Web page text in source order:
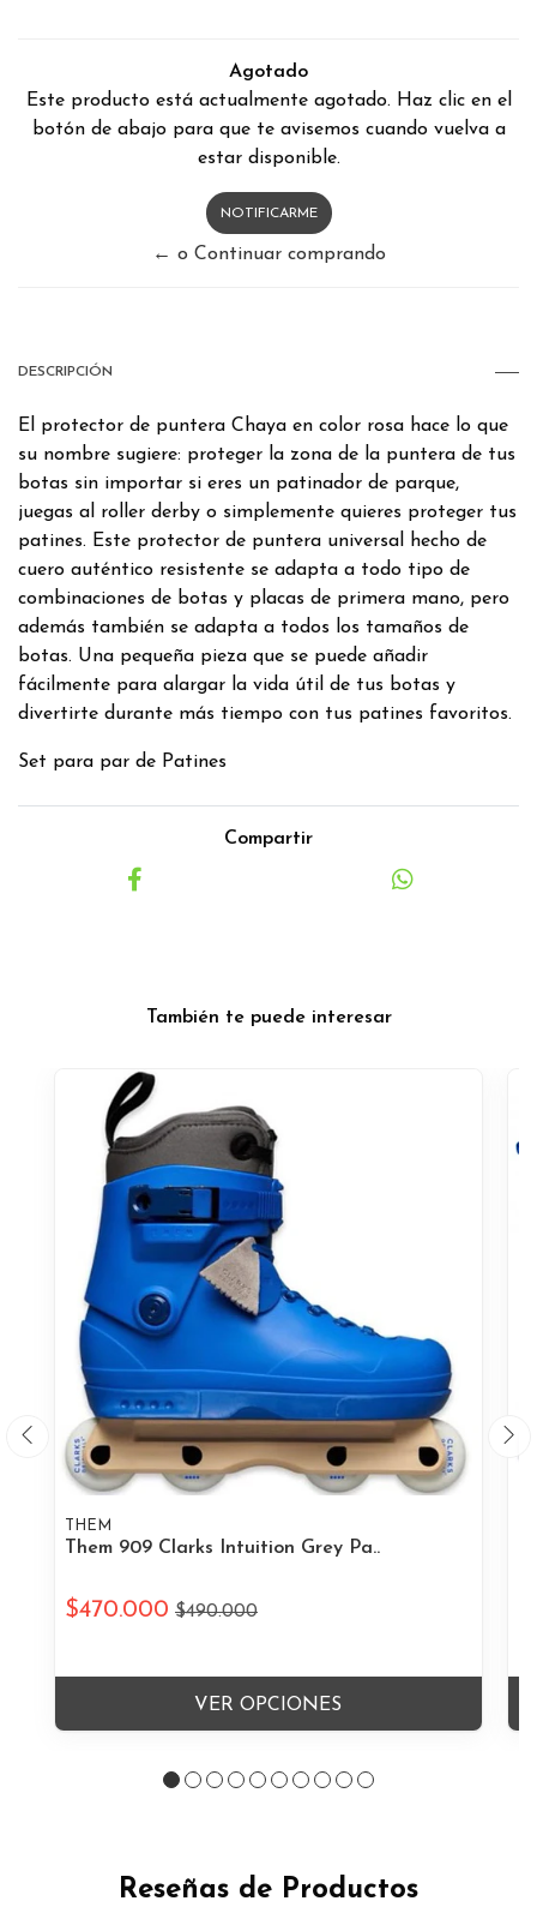
Agotado
Este producto está actualmente agotado. Haz clic en el
botón de abajo para que te avisemos cuando vuelva a
estar disponible.
NOTIFICARME
← o Continuar comprando
DESCRIPCIÓN
El protector de puntera Chaya en color rosa hace lo que
su nombre sugiere: proteger la zona de la puntera de tus
botas sin importar si eres un patinador de parque,
juegas al roller derby o simplemente quieres proteger tus
patines. Este protector de puntera universal hecho de
cuero auténtico resistente se adapta a todo tipo de
combinaciones de botas y placas de primera mano, pero
además también se adapta a todos los tamaños de
botas. Una pequeña pieza que se puede añadir
fácilmente para alargar la vida útil de tus botas y
divertirte durante más tiempo con tus patines favoritos.
Set para par de Patines
Compartir
También te puede interesar
THEM
Them 909 Clarks Intuition Grey Pa..
$470.000 $490.000
VER OPCIONES
Reseñas de Productos